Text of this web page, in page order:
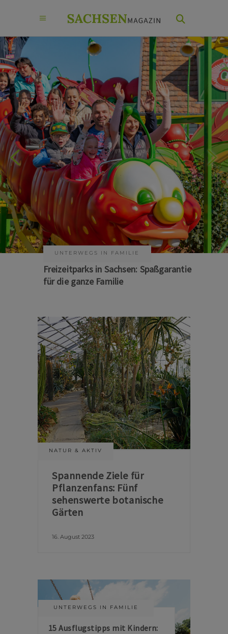
KUNST & KULTUR
Sommer auf Sachsens Theaterbühnen
NATUR & AKTIV
Spannende Ziele für
Pflanzenfans: Fünf
sehenswerte botanische
Gärten
16. August 2023
UNTERWEGS IN FAMILIE
15 Ausflugstipps mit Kindern: